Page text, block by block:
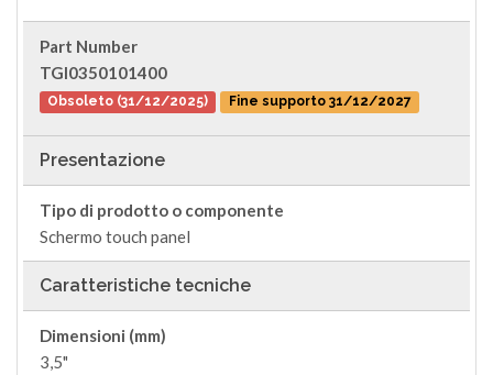
Part Number
TGI0350101400
Obsoleto (31/12/2025) Fine supporto 31/12/2027
Presentazione
Tipo di prodotto o componente
Schermo touch panel
Caratteristiche tecniche
Dimensioni (mm)
3,5"